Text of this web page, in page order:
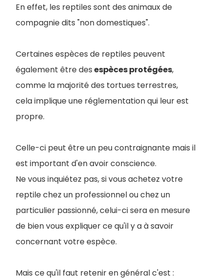
En effet, les reptiles sont des animaux de
compagnie dits "non domestiques".
Certaines espèces de reptiles peuvent
également être des espèces protégées,
comme la majorité des tortues terrestres,
cela implique une réglementation qui leur est
propre.
Celle-ci peut être un peu contraignante mais il
est important d'en avoir conscience.
Ne vous inquiétez pas, si vous achetez votre
reptile chez un professionnel ou chez un
particulier passionné, celui-ci sera en mesure
de bien vous expliquer ce qu'il y a à savoir
concernant votre espèce.
Mais ce qu'il faut retenir en général c'est :